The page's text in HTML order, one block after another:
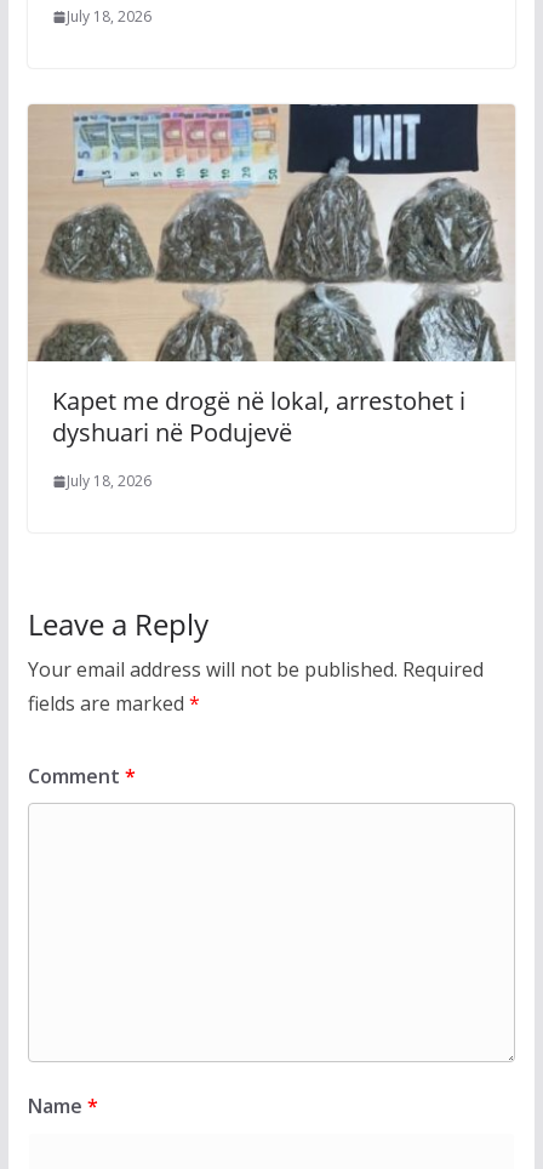
July 18, 2026
Kapet me drogë në lokal, arrestohet i
dyshuari në Podujevë
July 18, 2026
Leave a Reply
Your email address will not be published. Required
fields are marked *
Comment *
Name *